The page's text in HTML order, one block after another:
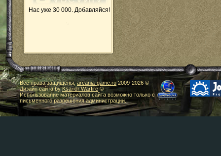
Нас уже 30 000. Добавляйся!
Все права защищены,arcania-game.ru2009-2026 ©
Дизайн сайта byKsandr Warfire©
Использование материалов сайта возможно только с
письменного разрешения администрации.